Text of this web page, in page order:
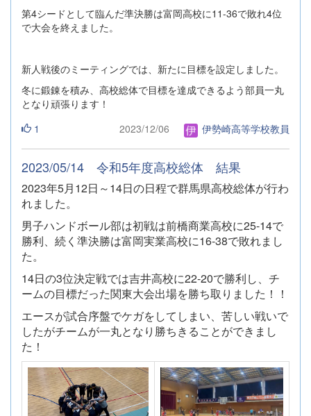
第4シードとして臨んだ準決勝は富岡高校に11-36で敗れ4位
で大会を終えました。
新人戦後のミーティングでは、新たに目標を設定しました。
冬に鍛錬を積み、高校総体で目標を達成できるよう部員一丸
となり頑張ります！
1
2023/12/06 伊勢崎高等学校教員
2023/05/14 令和5年度高校総体 結果
2023年5月12日～14日の日程で群馬県高校総体が行わ
れました。
男子ハンドボール部は初戦は前橋商業高校に25-14で
勝利、続く準決勝は富岡実業高校に16-38で敗れまし
た。
14日の3位決定戦では吉井高校に22-20で勝利し、チ
ームの目標だった関東大会出場を勝ち取りました！！
エースが試合序盤でケガをしてしまい、苦しい戦いで
したがチームが一丸となり勝ちきることができまし
た！